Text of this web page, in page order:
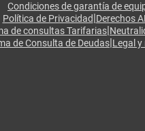
Condiciones de garantía de
Política de Privacidad|Derechos
de consultas Tarifarias|
de Consulta de Deudas|Legal